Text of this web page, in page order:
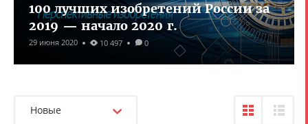
100 лучших изобретений России за
2019 — начало 2020 г.
29 июня 2020 10 497 0
Новые